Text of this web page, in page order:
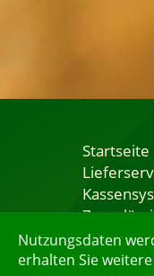
Nutzungsdaten
erhalten Sie
Startseite
Sicherheit